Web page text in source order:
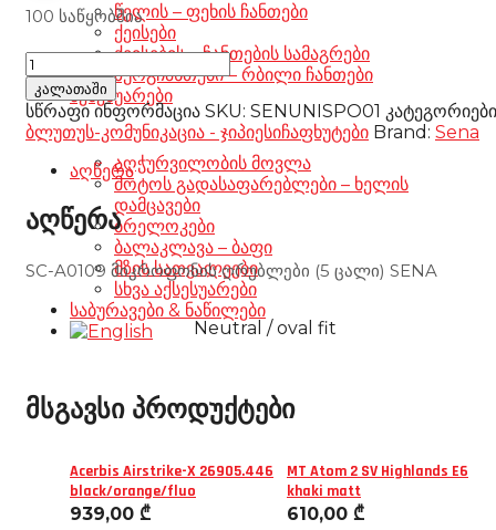
წელის – ფეხის ჩანთები
ქეისები
ქეისების – ჩანთების სამაგრები
ზურგჩანთები – რბილი ჩანთები
აქსესუარები
აღჭურვილობის მოვლა
მოტოს გადასაფარებლები – ხელის
დამცავები
ბრელოკები
ბალაკლავა – ბაფი
მზის სათვალეები
სხვა აქსესუარები
საბურავები & ნაწილები
100 საწყობშია
SC-
A0109
MICROPHONE
SPONGES
(5
PCS)
რაოდენობა
კალათაში
სწრაფი ინფორმაცია SKU: SENUNISPO01 კატეგორიები
ბლუთუს-კომუნიკაცია - ჯიპიესიჩაფხუტები Brand: Sena
აღწერა
აღწერა
SC-A0109 მიკროფონის ღრუბლები (5 ცალი) SENA
Neutral / oval fit
მსგავსი პროდუქტები
Acerbis Airstrike-X 26905.446
black/orange/fluo
939,00 ₾
MT Atom 2 SV Highlands E6
khaki matt
610,00 ₾